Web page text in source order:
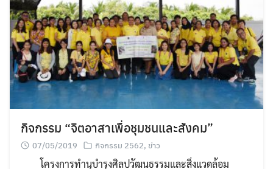
กิจกรรม “จิตอาสาเพื่อชุมชนและสังคม”
07/05/2019 กิจกรรม 2562, ข่าว
โครงการทำนุบำรุงศิลปวัฒนธรรมและสิ่งแวดล้อม